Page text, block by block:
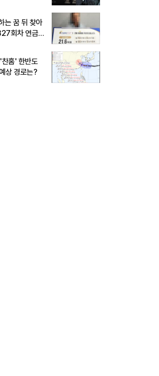
는 꿈 뒤 찾아
회차 연금
찬홈' 한반도
상 경로는?